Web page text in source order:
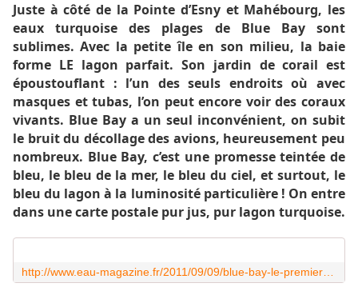
Juste à côté de la Pointe d’Esny et Mahébourg, les
eaux turquoise des plages de Blue Bay sont
sublimes. Avec la petite île en son milieu, la baie
forme LE lagon parfait. Son jardin de corail est
époustouflant : l’un des seuls endroits où avec
masques et tubas, l’on peut encore voir des coraux
vivants. Blue Bay a un seul inconvénient, on subit
le bruit du décollage des avions, heureusement peu
nombreux. Blue Bay, c’est une promesse teintée de
bleu, le bleu de la mer, le bleu du ciel, et surtout, le
bleu du lagon à la luminosité particulière ! On entre
dans une carte postale pur jus, pur lagon turquoise.